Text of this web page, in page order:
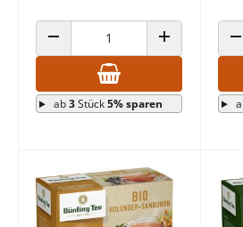
ANZAHL VERRINGERN ANZAHL
ab3Stück5% sparen